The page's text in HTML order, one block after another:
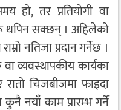
हो, तर प्रतियोगी वा
थपिन सक्छन् । अहिलेको
नतिजा प्रदान गर्नेछ ।
व्यवस्थापकीय कार्यका
चिजबीजमा फाइदा
नयाँ काम प्रारम्भ गर्ने